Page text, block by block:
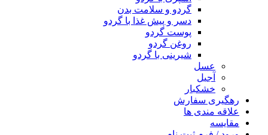
گردو و سلامت بدن
دسر و پیش غذا با گردو
پوست گردو
روغن گردو
شیرینی با گردو
عسل
آجیل
خشکبار
رهگیری سفارش
علاقه مندی ها
مقایسه